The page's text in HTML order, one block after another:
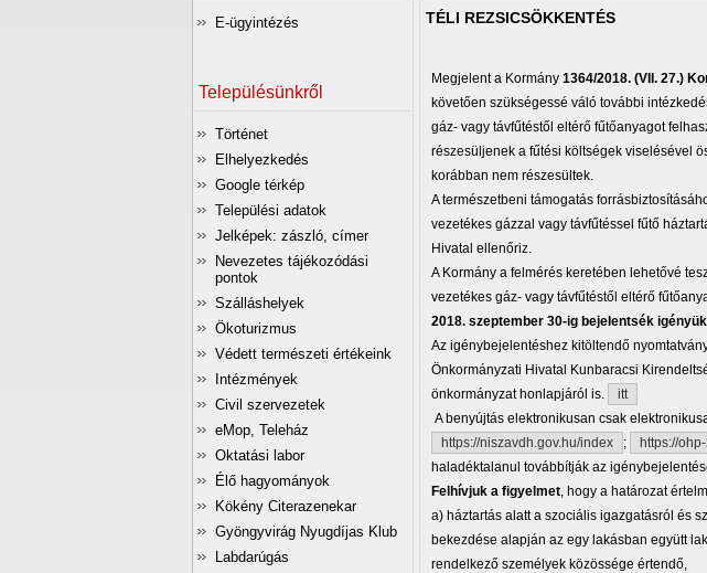
E-ügyintézés
Településünkről
Történet
Elhelyezkedés
Google térkép
Települési adatok
Jelképek: zászló, címer
Nevezetes tájékozódási
pontok
Szálláshelyek
Ökoturizmus
Védett természeti értékeink
Intézmények
Civil szervezetek
eMop, Teleház
Oktatási labor
Élő hagyományok
Kökény Citerazenekar
Gyöngyvirág Nyugdíjas Klub
Labdarúgás
TÉLI REZSICSÖKKENTÉS
Megjelent a Kormány 1364/2018. (VII. 27.)
követően szükségessé váló további
gáz- vagy távfűtéstől eltérő fűtőanyagot
részesüljenek a fűtési költségek viselésével
korábban nem részesültek.
A természetbeni támogatás
vezetékes gázzal vagy távfűtéssel fűtő
Hivatal ellenőriz.
A Kormány a felmérés keretében lehetővé
vezetékes gáz- vagy távfűtéstől eltérő
2018. szeptember 30-ig bejelentsék
Az igénybejelentéshez kitöltendő
Önkormányzati Hivatal Kunbaracsi
önkormányzat honlapjáról is.
itt
A benyújtás elektronikusan csak
https://niszavdh.gov.hu/index
; https://
haladéktalanul továbbítják az
Felhívjuk a figyelmet, hogy a határozat
a) háztartás alatt a szociális igazgatásról és
bekezdése alapján az egy lakásban együtt
rendelkező személyek közössége értendő,